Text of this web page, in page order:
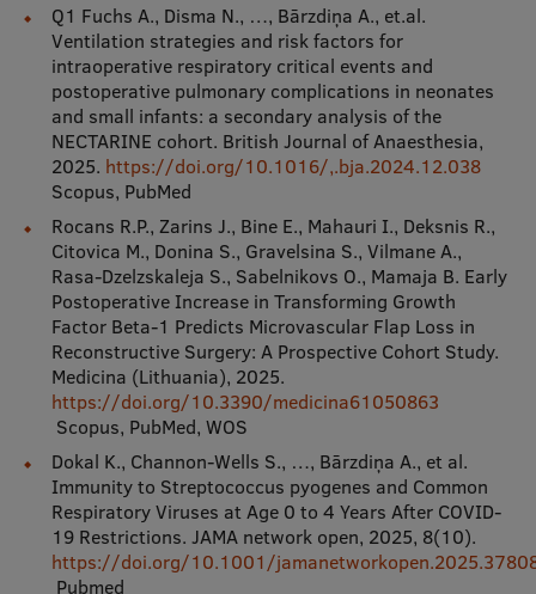
Q1 Fuchs A., Disma N., …, Bārzdiņa A., et.al.
Ventilation strategies and risk factors for
intraoperative respiratory critical events and
postoperative pulmonary complications in neonates
and small infants: a secondary analysis of the
NECTARINE cohort. British Journal of Anaesthesia,
2025. https://doi.org/10.1016/,.bja.2024.12.038
Scopus, PubMed
Rocans R.P., Zarins J., Bine E., Mahauri I., Deksnis R.,
Citovica M., Donina S., Gravelsina S., Vilmane A.,
Rasa-Dzelzskaleja S., Sabelnikovs O., Mamaja B. Early
Postoperative Increase in Transforming Growth
Factor Beta-1 Predicts Microvascular Flap Loss in
Reconstructive Surgery: A Prospective Cohort Study.
Medicina (Lithuania), 2025.
https://doi.org/10.3390/medicina61050863
Scopus, PubMed, WOS
Dokal K., Channon-Wells S., …, Bārzdiņa A., et al.
Immunity to Streptococcus pyogenes and Common
Respiratory Viruses at Age 0 to 4 Years After COVID-
19 Restrictions. JAMA network open, 2025, 8(10).
https://doi.org/10.1001/
Pubmed